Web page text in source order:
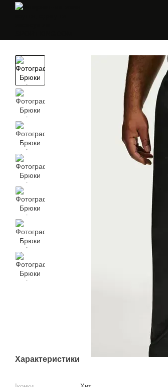
Перейти до основного контенту
Характеристики